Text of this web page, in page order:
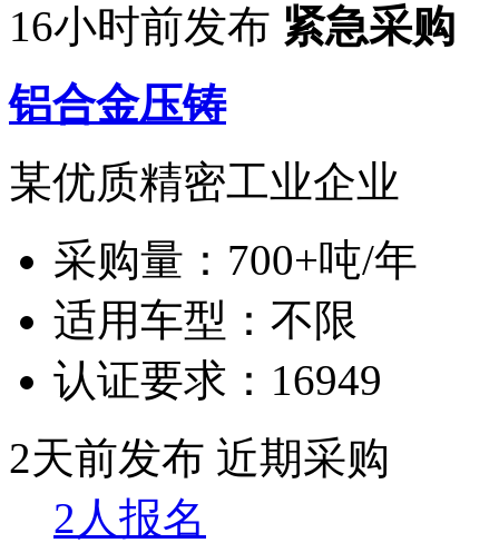
16小时前发布 紧急采购
铝合金压铸
某优质精密工业企业
采购量： 700+吨/年
适用车型： 不限
认证要求： 16949
2天前发布 近期采购
2人报名